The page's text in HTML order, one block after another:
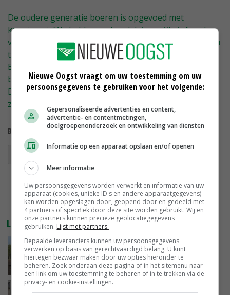
De oudere generatie boeren is opgevoed met
kunstmest. 'We hebben geleerd dat we stikstof vaak,
veel en vroeg moeten gebruiken. Die aanpak begint nu
te schuren. De oplossingen liggen bij de microbiologie.
Een plant neemt CO2 op uit de lucht en water uit de
bodem. Daardoor is 92 procent van de plant 'gratis'.
Daarnaast is de microbiologe in de bodem belangrijk',
zegt de bodemkundige.
Bekijk meer over:
fosfaatbemesting
LEES OOK
Fosfaatmeststof uit rioolwater een primeur
26-04-2019
Nieuwe Oogst vraagt om uw toestemming om uw
persoonsgegevens te gebruiken voor het volgende:
Gepersonaliseerde advertenties en content,
advertentie- en contentmetingen,
doelgroepenonderzoek en ontwikkeling van diensten
Informatie op een apparaat opslaan en/of openen
Meer informatie
Uw persoonsgegevens worden verwerkt en informatie van uw
apparaat (cookies, unieke ID's en andere apparaatgegevens)
kan worden opgeslagen door, geopend door en gedeeld met
4 partners of specifiek door deze site worden gebruikt. Wij en
onze partners kunnen precieze geolocatiegegevens
gebruiken. Lijst met partners.
Bepaalde leveranciers kunnen uw persoonsgegevens
verwerken op basis van gerechtvaardigd belang. U kunt
hiertegen bezwaar maken door uw opties hieronder te
beheren. Zoek onderaan deze pagina of in het sitemenu naar
een link om uw toestemming te beheren of in te trekken via de
privacy- en cookie-instellingen.